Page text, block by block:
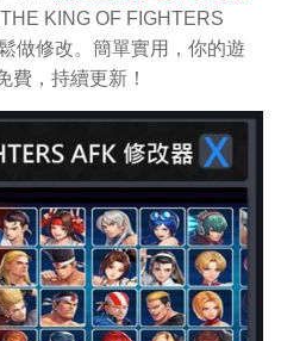
KING OF FIGHTERS
做修改。簡單實用，你的遊
費，持續更新！